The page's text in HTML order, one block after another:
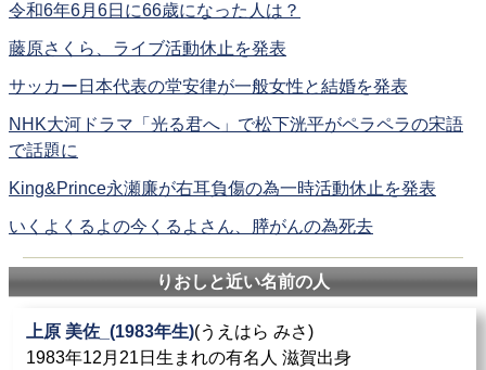
こ黒うさぎ」という、友人2人と合同の同人サークルだ
った）と、
りおしとの合同サークルである「RRR」で同
方Projectなどのジャンルで活動している。元々、りおし
とは大学の漫画研究会の先輩後輩の関係で、りおしの商
業作品である「忍パラサイト」にはキャラクターデザイ
ンやストーリー協力として関わっている。
宅八郎: メイド喫茶を増やし、アキバよりおし
『渋谷系オタク』を確立する」と述べ、「渋谷の萌えタ
ウン化」を公約した。
上田堪大: やっぱりおし い刑事（2021年3月7日、NHK B
Sプレミアム） - 受け子 役
令和6年6月6日に66歳になった人は？
藤原さくら、ライブ活動休止を発表
サッカー日本代表の堂安律が一般女性と結婚を発表
NHK大河ドラマ「光る君へ」で松下洸平がペラペラの宋語
で話題に
King&Prince永瀬廉が右耳負傷の為一時活動休止を発表
いくよくるよの今くるよさん、膵がんの為死去
りおしと近い名前の人
上原 美佐_(1983年生)(うえはら みさ)
1983年12月21日生まれの有名人 滋賀出身